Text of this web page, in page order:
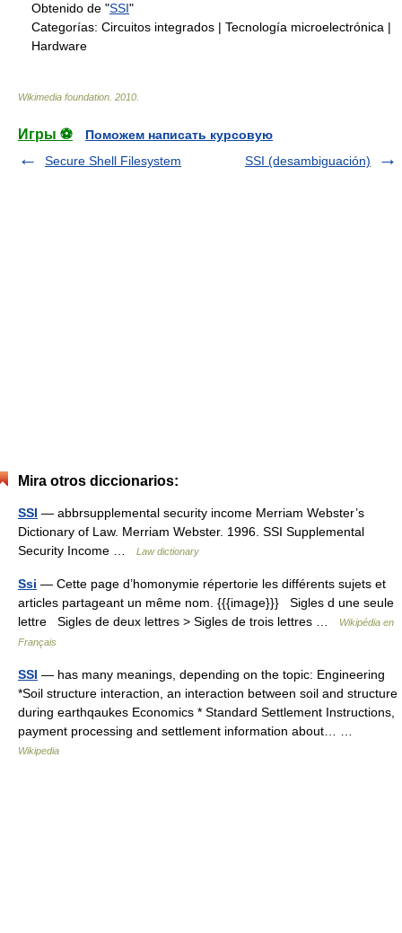
Obtenido de "SSI"
Categorías: Circuitos integrados | Tecnología microelectrónica |
Hardware
Wikimedia foundation 2010
Игры ⚽
Поможем написать курсовую
Secure Shell Filesystem
SSI (desambiguación)
Mira otros diccionarios:
SSI — abbrsupplemental security income Merriam Webster’s
Dictionary of Law. Merriam Webster. 1996. SSI Supplemental
Security Income …
Law dictionary
Ssi — Cette page d’homonymie répertorie les différents sujets et
articles partageant un même nom. {{{image}}} Sigles d une seule
lettre Sigles de deux lettres > Sigles de trois lettres …
Wikipédia en
Français
SSI — has many meanings, depending on the topic: Engineering
*Soil structure interaction, an interaction between soil and structure
during earthqaukes Economics * Standard Settlement Instructions,
payment processing and settlement information about… …
Wikipedia